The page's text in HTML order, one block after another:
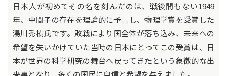
日本人が初めてその名を刻んだのは、戦後間もない1949
年、中間子の存在を理論的に予言し、物理学賞を受賞した
湯川秀樹氏です。敗戦により国全体が落ち込み、未来への
希望を失いかけていた当時の日本にとってこの受賞は、日
本が世界の科学研究の舞台へ戻ってきたという象徴的な出